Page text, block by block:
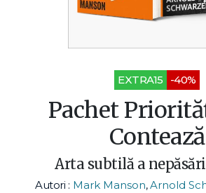
EXTRA15 -40%
Pachet
Contează
Arta subtilă a
Autori : Mark Manson,Arnold